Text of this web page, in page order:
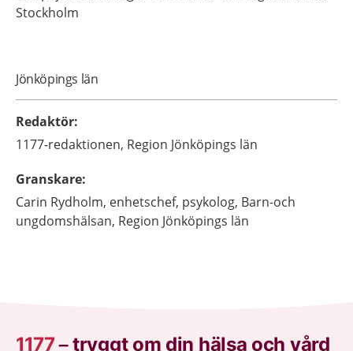
Stockholm
Jönköpings län
Redaktör:
1177-redaktionen, Region Jönköpings län
Granskare:
Carin Rydholm, enhetschef, psykolog, Barn-och
ungdomshälsan, Region Jönköpings län
1177–tryggt om din hälsa och vård